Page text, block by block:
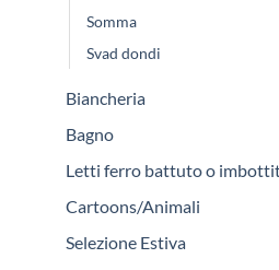
Somma
Svad dondi
Biancheria
Bagno
Letti ferro battuto o
Cartoons/Animali
Selezione Estiva